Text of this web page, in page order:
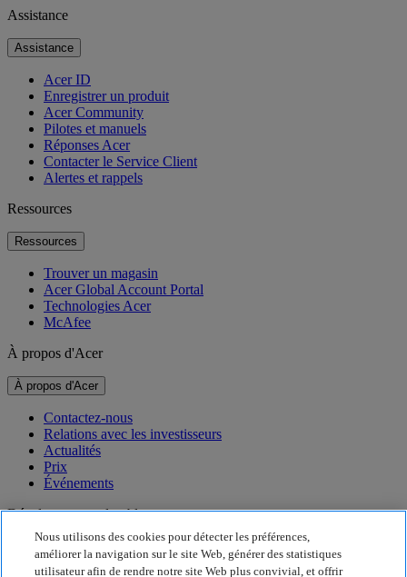
Assistance
Assistance
Acer ID
Enregistrer un produit
Acer Community
Pilotes et manuels
Réponses Acer
Contacter le Service Client
Alertes et rappels
Ressources
Ressources
Trouver un magasin
Acer Global Account Portal
Technologies Acer
McAfee
À propos d'Acer
À propos d'Acer
Contactez-nous
Relations avec les investisseurs
Actualités
Prix
Événements
Développement durable
Développement durable
Nous utilisons des cookies pour détecter les préférences,
améliorer la navigation sur le site Web, générer des statistiques
utilisateur afin de rendre notre site Web plus convivial, et offrir